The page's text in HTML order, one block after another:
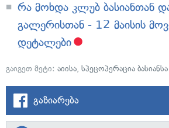
რა მოხდა კლუბ ბასიანთან
გალერისთან - 12 მაისის
დეტალები
გაიგეთ მეტი: აიისა, სპეცოპერაცია
გაზიარება